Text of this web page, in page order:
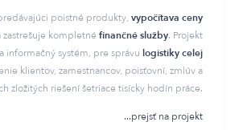
poistné produkty, vypočítava ceny
zastrešuje kompletné finančné služby. Projekt
informačný systém, pre správu logistiky celej
klientov, zamestnancov, poisťovní, zmlúv a
zložitých riešení šetriace tisícky hodín práce.
prejsť na projekt